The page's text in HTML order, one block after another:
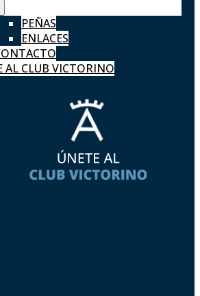
PEÑAS
ENLACES
AL CLUB VICTORINO